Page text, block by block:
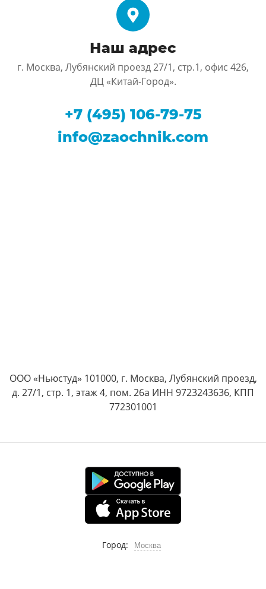
Наш адрес
г. Москва, Лубянский проезд 27/1, стр.1, офис 426,
ДЦ «Китай-Город».
+7 (495) 106-79-75
info@zaochnik.com
ООО «Ньюстуд» 101000, г. Москва, Лубянский проезд,
д. 27/1, стр. 1, этаж 4, пом. 26а ИНН 9723243636, КПП
772301001
Город: Москва